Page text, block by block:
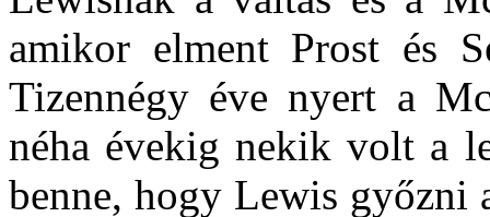
amikor elment Prost és
Tizennégy éve nyert a
néha évekig nekik volt a
benne, hogy Lewis győzni